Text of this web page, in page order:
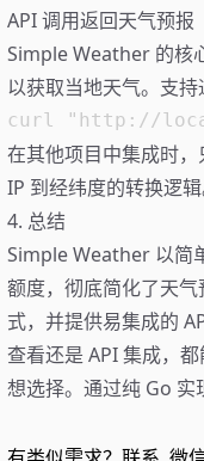
API 调用返回天气预报
Simple Weather 的核
以获取当地天气。支持
在其他项目中集成时
IP 到经纬度的转换逻辑
4. 总结
Simple Weather 以简
额度，彻底简化了天
式，并提供易集成的
查看还是 API 集成，
想选择。通过纯 Go 实